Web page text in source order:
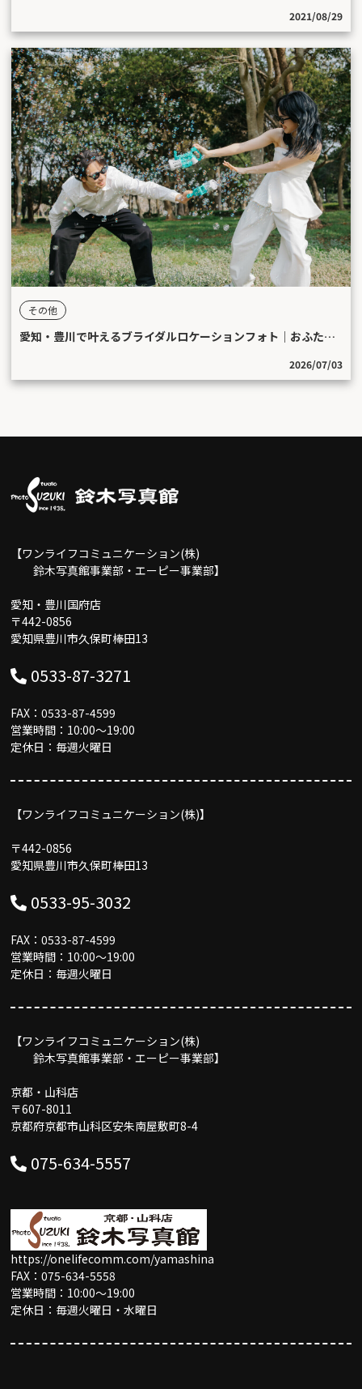
2021/08/29
その他
愛知・豊川で叶えるブライダルロケーションフォト｜おふたりらしい一枚を、特別な景色の中で
2026/07/03
【ワンライフコミュニケーション(株)
鈴木写真館事業部・エーピー事業部】
愛知・豊川国府店
〒442-0856
愛知県豊川市久保町棒田13
0533-87-3271
FAX：0533-87-4599
営業時間：10:00〜19:00
定休日：毎週火曜日
【ワンライフコミュニケーション(株)】
〒442-0856
愛知県豊川市久保町棒田13
0533-95-3032
FAX：0533-87-4599
営業時間：10:00〜19:00
定休日：毎週火曜日
【ワンライフコミュニケーション(株)
鈴木写真館事業部・エーピー事業部】
京都・山科店
〒607-8011
京都府京都市山科区安朱南屋敷町8-4
075-634-5557
https://onelifecomm.com/yamashina
FAX：075-634-5558
営業時間：10:00〜19:00
定休日：毎週火曜日・水曜日